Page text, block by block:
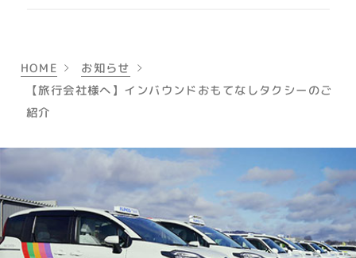
HOME お知らせ
【旅行会社様へ】インバウンドおもてなしタクシーのご
紹介